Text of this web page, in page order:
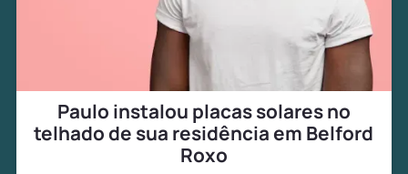
Paulo instalou placas solares no
telhado de sua residência em Belford
Roxo